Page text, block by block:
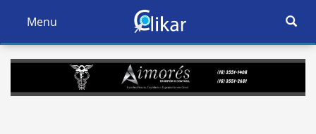
Ativar
Navegação
Menu
Ativar